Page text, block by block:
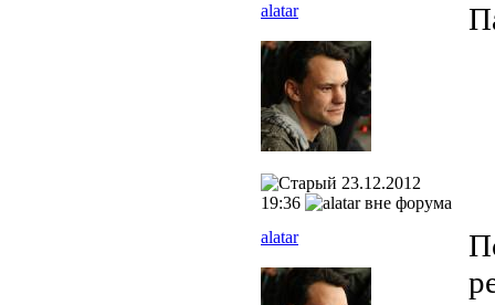
alatar
23.12.2012
19:36
alatar